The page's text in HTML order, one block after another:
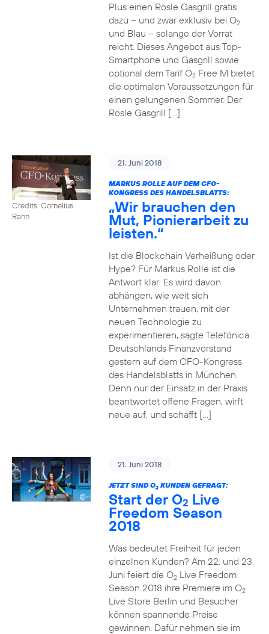
Plus einen Rösle Gasgrill gratis
dazu – und zwar exklusiv bei O2
und Blau – solange der Vorrat
reicht. Dieses Angebot aus Top-
Smartphone und Gasgrill sowie
optional dem Tarif O2Free M bietet
die optimalen Voraussetzungen für
einen gelungenen Sommer. Der
Rösle Gasgrill […]
Credits: Cornelius
Rahn
21. Juni 2018
MARKUS ROLLE AUF DEM CFO-
KONGRESS DES HANDELSBLATTS:
„Wir brauchen den
Mut, Pionierarbeit zu
leisten.“
Ist die Blockchain Verheißung oder
Hype? Für Markus Rolle ist die
Antwort klar: Es wird davon
abhängen, wie weit sich
Unternehmen trauen, mit der
neuen Technologie zu
experimentieren, sagte Telefónica
Deutschlands Finanzvorstand
gestern auf dem CFO-Kongress
des Handelsblatts in München.
Denn nur der Einsatz in der Praxis
beantwortet offene Fragen, wirft
neue auf, und schafft […]
21. Juni 2018
JETZT SIND O2KUNDEN GEFRAGT:
Start der O2 Live
Freedom Season
2018
Was bedeutet Freiheit für jeden
einzelnen Kunden? Am 22. und 23.
Juni feiert die O2Live Freedom
Season 2018 ihre Premiere im O2
Live Store Berlin und Besucher
können spannende Preise
gewinnen. Dafür nehmen sie im